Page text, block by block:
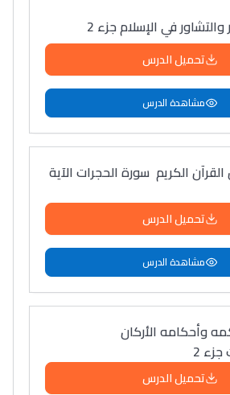
في الإسلام جزء 2
تحميل الدرس
مشاهدة الدرس
الكريم سورة الحجرات الآية
تحميل الدرس
مشاهدة الدرس
وأحكامه الأركان
2
تحميل الدرس